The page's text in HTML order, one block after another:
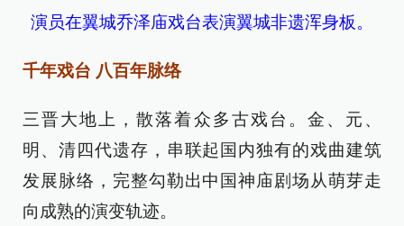
演员在翼城乔泽庙戏台表演翼城非遗浑身板。
千年戏台 八百年脉络
三晋大地上，散落着众多古戏台。金、元、
明、清四代遗存，串联起国内独有的戏曲建筑
发展脉络，完整勾勒出中国神庙剧场从萌芽走
向成熟的演变轨迹。